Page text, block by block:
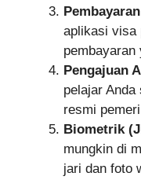
aplikasi visa
pembayaran
Pengajuan
pelajar
resmi
Biometrik
mungkin di
jari dan foto